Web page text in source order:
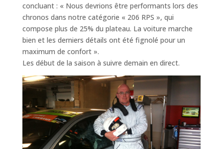
concluant : « Nous devrions être performants lors des
chronos dans notre catégorie « 206 RPS », qui
compose plus de 25% du plateau. La voiture marche
bien et les derniers détails ont été fignolé pour un
maximum de confort ».
Les début de la saison à suivre demain en direct.